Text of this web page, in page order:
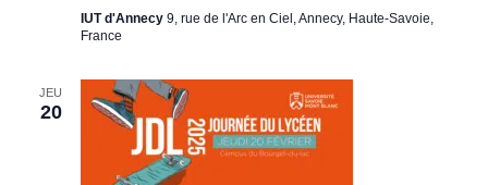
IUT d'Annecy 9, rue de l'Arc en Ciel, Annecy, Haute-Savoie,
France
JEU
20